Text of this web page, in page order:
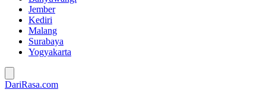
Jember
Kediri
Malang
Surabaya
Yogyakarta
DariRasa.com